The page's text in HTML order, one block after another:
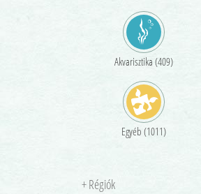
Akvarisztika (409)
Egyéb (1011)
+ Régiók